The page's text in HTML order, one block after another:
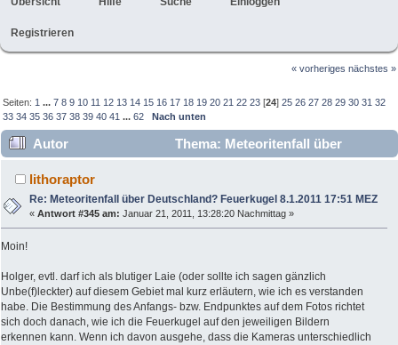
Registrieren
« vorheriges nächstes »
Seiten: 1 ...7 8 9 10 11 12 13 14 15 16 17 18 19 20 21 22 23 [24]25 26 27 28 29 30 31 32
33 34 35 36 37 38 39 40 41 ...62 Nach unten
Autor
Thema: Meteoritenfall über
Deutschland? Feuerkugel 8.1.2011 17:51 MEZ (Gelesen
358188 mal)
lithoraptor
Re: Meteoritenfall über Deutschland? Feuerkugel 8.1.2011 17:51 MEZ
«Antwort #345 am: Januar 21, 2011, 13:28:20 Nachmittag »
Moin!
Holger, evtl. darf ich als blutiger Laie (oder sollte ich sagen gänzlich
Unbe(f)leckter) auf diesem Gebiet mal kurz erläutern, wie ich es verstanden
habe. Die Bestimmung des Anfangs- bzw. Endpunktes auf dem Fotos richtet
sich doch danach, wie ich die Feuerkugel auf den jeweiligen Bildern
erkennen kann. Wenn ich davon ausgehe, dass die Kameras unterschiedlich